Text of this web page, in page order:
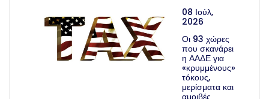
08 Ιούλ,
2026
Οι 93 χώρες
που σκανάρει
η ΑΑΔΕ για
«κρυμμένους»
τόκους,
μερίσματα και
αμοιβές